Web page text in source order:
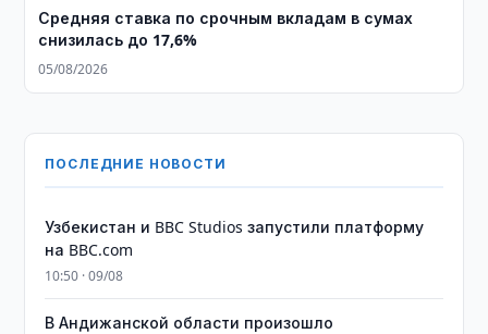
Средняя ставка по срочным вкладам в сумах
снизилась до 17,6%
05/08/2026
ПОСЛЕДНИЕ НОВОСТИ
Узбекистан и BBC Studios запустили платформу
на BBC.com
10:50 · 09/08
В Андижанской области произошло